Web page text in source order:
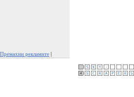
Премахни рекламите |